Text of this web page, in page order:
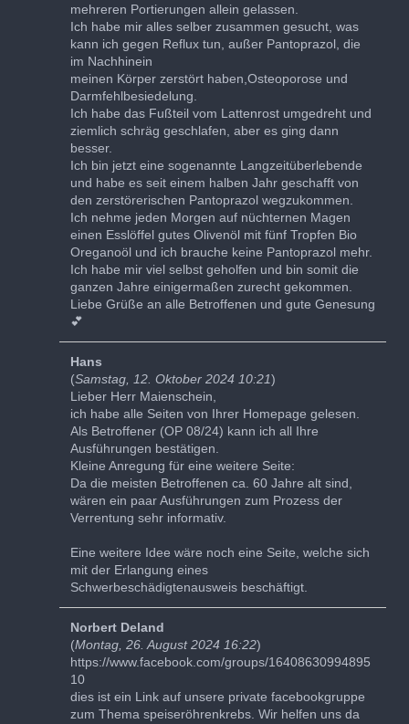
mehreren Portierungen allein gelassen.
Ich habe mir alles selber zusammen gesucht, was
kann ich gegen Reflux tun, außer Pantoprazol, die
im Nachhinein
meinen Körper zerstört haben,Osteoporose und
Darmfehlbesiedelung.
Ich habe das Fußteil vom Lattenrost umgedreht und
ziemlich schräg geschlafen, aber es ging dann
besser.
Ich bin jetzt eine sogenannte Langzeitüberlebende
und habe es seit einem halben Jahr geschafft von
den zerstörerischen Pantoprazol wegzukommen.
Ich nehme jeden Morgen auf nüchternen Magen
einen Esslöffel gutes Olivenöl mit fünf Tropfen Bio
Oreganoöl und ich brauche keine Pantoprazol mehr.
Ich habe mir viel selbst geholfen und bin somit die
ganzen Jahre einigermaßen zurecht gekommen.
Liebe Grüße an alle Betroffenen und gute Genesung
💕
Hans
(Samstag, 12. Oktober 2024 10:21)
Lieber Herr Maienschein,
ich habe alle Seiten von Ihrer Homepage gelesen.
Als Betroffener (OP 08/24) kann ich all Ihre
Ausführungen bestätigen.
Kleine Anregung für eine weitere Seite:
Da die meisten Betroffenen ca. 60 Jahre alt sind,
wären ein paar Ausführungen zum Prozess der
Verrentung sehr informativ.
Eine weitere Idee wäre noch eine Seite, welche sich
mit der Erlangung eines
Schwerbeschädigtenausweis beschäftigt.
Norbert Deland
(Montag, 26. August 2024 16:22)
https://www.facebook.com/groups/16408630994895
10
dies ist ein Link auf unsere private facebookgruppe
zum Thema speiseröhrenkrebs. Wir helfen uns da